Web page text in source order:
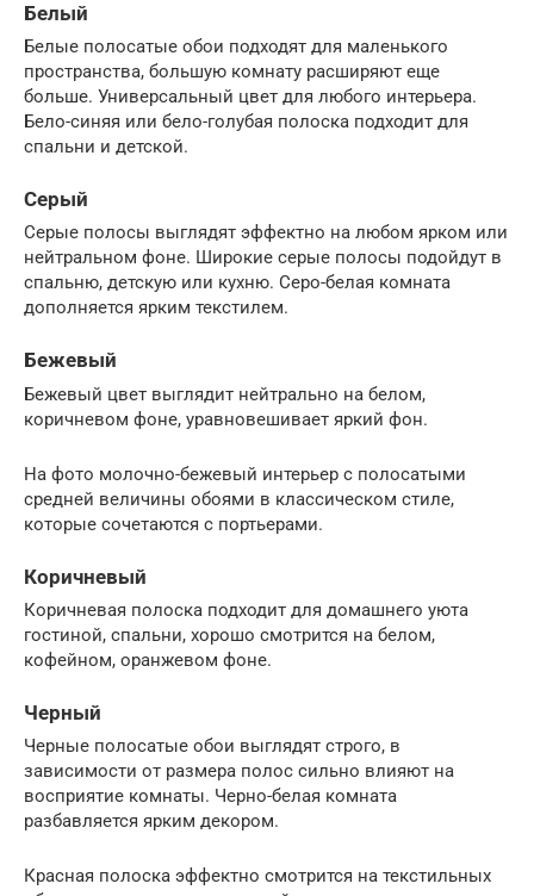
Белый
Белые полосатые обои подходят для маленького
пространства, большую комнату расширяют еще
больше. Универсальный цвет для любого интерьера.
Бело-синяя или бело-голубая полоска подходит для
спальни и детской.
Серый
Серые полосы выглядят эффектно на любом ярком или
нейтральном фоне. Широкие серые полосы подойдут в
спальню, детскую или кухню. Серо-белая комната
дополняется ярким текстилем.
Бежевый
Бежевый цвет выглядит нейтрально на белом,
коричневом фоне, уравновешивает яркий фон.
На фото молочно-бежевый интерьер с полосатыми
средней величины обоями в классическом стиле,
которые сочетаются с портьерами.
Коричневый
Коричневая полоска подходит для домашнего уюта
гостиной, спальни, хорошо смотрится на белом,
кофейном, оранжевом фоне.
Черный
Черные полосатые обои выглядят строго, в
зависимости от размера полос сильно влияют на
восприятие комнаты. Черно-белая комната
разбавляется ярким декором.
Красная полоска эффектно смотрится на текстильных